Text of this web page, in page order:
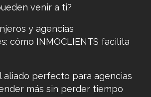
venir a ti?
y agencias
cómo INMOCLIENTS facilita
aliado perfecto para agencias
más sin perder tiempo